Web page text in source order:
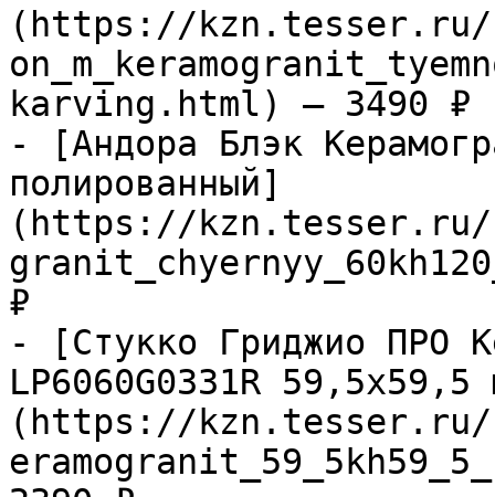
(https://kzn.tesser.ru/
karving.html) — 3490 ₽
- [Андора Блэк
полированный]
(https://kzn.tesser.ru/
₽
- [Стукко Гриджио ПРО
LP6060G0331R
(https://kzn.tesser.ru/